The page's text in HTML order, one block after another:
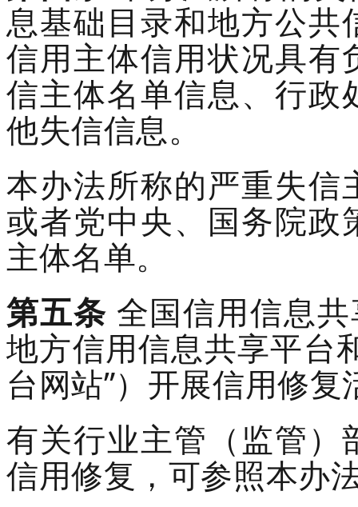
息基础目录和地方公共
信用主体信用状况具有
信主体名单信息、行政
他失信信息。
本办法所称的严重失信
或者党中央、国务院政
主体名单。
第五条 全国信用信息
地方信用信息共享平台
台网站”）开展信用修
有关行业主管（监管）
信用修复，可参照本办